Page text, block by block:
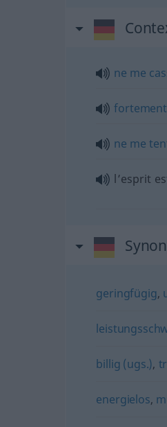
ne me
fortement
ne me
l’esprit
geringfügig,
billig (ugs.),
energielos,